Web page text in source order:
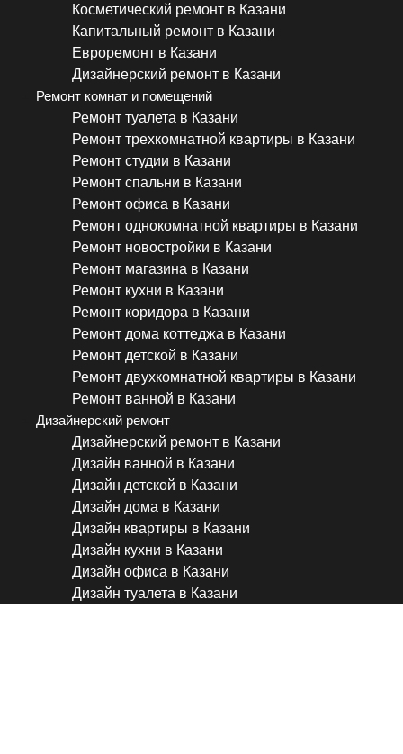
Косметический ремонт в Казани
Капитальный ремонт в Казани
Евроремонт в Казани
Дизайнерский ремонт в Казани
Ремонт комнат и помещений
Ремонт туалета в Казани
Ремонт трехкомнатной квартиры в Казани
Ремонт студии в Казани
Ремонт спальни в Казани
Ремонт офиса в Казани
Ремонт однокомнатной квартиры в Казани
Ремонт новостройки в Казани
Ремонт магазина в Казани
Ремонт кухни в Казани
Ремонт коридора в Казани
Ремонт дома коттеджа в Казани
Ремонт детской в Казани
Ремонт двухкомнатной квартиры в Казани
Ремонт ванной в Казани
Дизайнерский ремонт
Дизайнерский ремонт в Казани
Дизайн ванной в Казани
Дизайн детской в Казани
Дизайн дома в Казани
Дизайн квартиры в Казани
Дизайн кухни в Казани
Дизайн офиса в Казани
Дизайн туалета в Казани